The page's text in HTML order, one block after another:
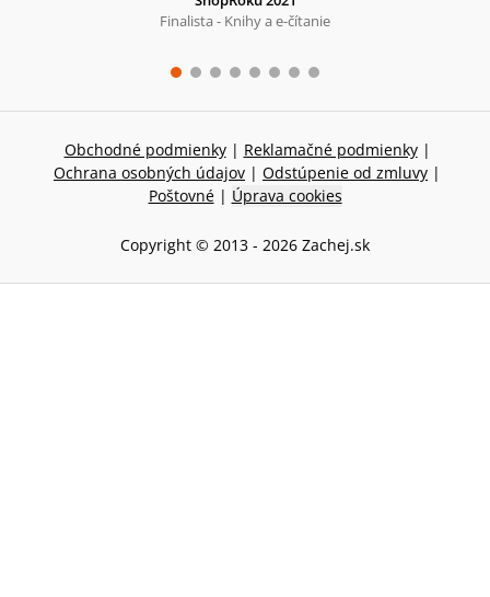
Finalista - Knihy a e-čítanie
Obchodné podmienky | Reklamačné podmienky |
Ochrana osobných údajov | Odstúpenie od zmluvy |
Poštovné | Úprava cookies
Copyright © 2013 - 2026 Zachej.sk